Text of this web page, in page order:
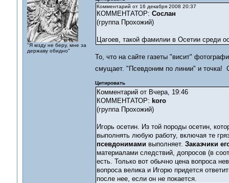
"Я мзду не беру, мне за
державу обидно"
Комментарий от 16 декабря 2008 20:37
КОММЕНТАТОР: Сослан
(группа Прохожий)
Цагоев, такой фамилии в Осетии среди
То, что на сайте газеты "висит"
смущает. "Псевдоним по линии" и точка!
Цитировать
Комментарий от Вчера, 19:46
КОММЕНТАТОР: koro
(группа Прохожий)
Игорь осетин. Из той породы осетин,
выполнять любую работу, включая те
псевдонимами выполняет. Заказчики
материалами следствий, допросов (в
есть. Только вот обычно цена вопроса
вопроса велика и Игорю придется
после нее, если он не покается.